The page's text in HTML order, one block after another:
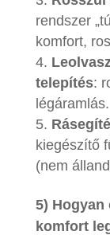
rendszer
komfort,
telepítés:
légáramlás.
kiegészítő
(nem
5) Hogyan
komfort